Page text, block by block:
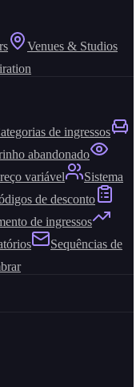
Venues & Studios
de ingressos
abandonado
variável
Sistema
de desconto
de ingressos
Sequências de